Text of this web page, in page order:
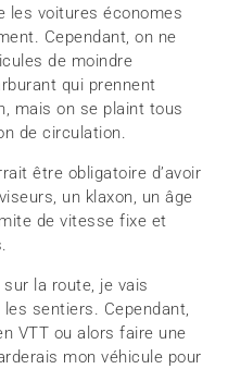
les voitures économes
Cependant, on ne
de moindre
qui prennent
mais on se plaint tous
de circulation.
être obligatoire d’avoir
un klaxon, un âge
de vitesse fixe et
la route, je vais
sentiers. Cependant,
VTT ou alors faire une
mon véhicule pour